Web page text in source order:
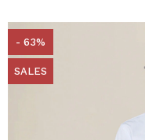
- 63%
SALES